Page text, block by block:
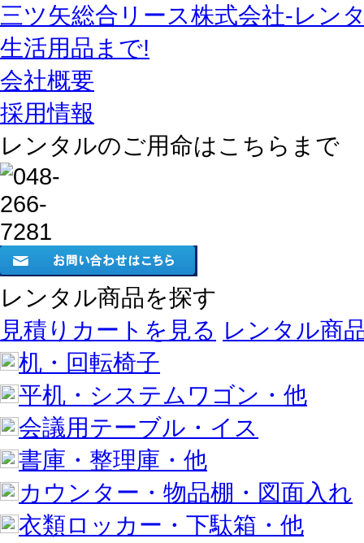
三ツ矢総合リース株式会社-レン
生活用品まで!
会社概要
採用情報
レンタルのご用命はこちらまで
レンタル商品を探す
見積りカートを見る レンタル商
机・回転椅子
平机・システムワゴン・他
会議用テーブル・イス
書庫・整理庫・他
カウンター・物品棚・図面入れ
衣類ロッカー・下駄箱・他